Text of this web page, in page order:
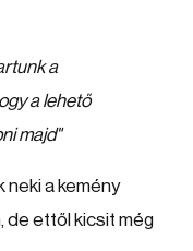
a
a lehető
majd"
neki a kemény
de ettől kicsit még